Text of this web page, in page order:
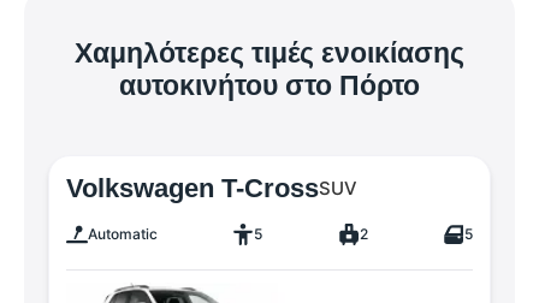
Χαμηλότερες τιμές ενοικίασης
αυτοκινήτου στο Πόρτο
Volkswagen T-CrossSUV
Automatic 5 2 5